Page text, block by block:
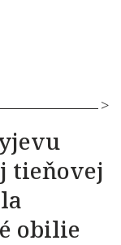
tieňovej
obilie